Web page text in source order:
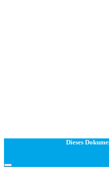
Dieses